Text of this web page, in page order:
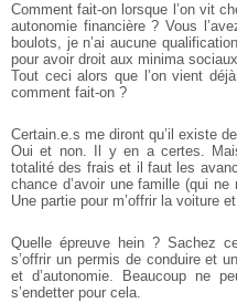
Comment fait-on lorsque l’on vit
autonomie financière ? Vous
boulots, je n’ai aucune
pour avoir droit aux minima
Tout ceci alors que l’on vient
comment fait-on ?
Certain.e.s me diront qu’il existe
Oui et non. Il y en a certes.
totalité des frais et il faut les
chance d’avoir une famille (qui ne
Une partie pour m’offrir la voiture
Quelle épreuve hein ? Sachez
s’offrir un permis de conduire et
et d’autonomie. Beaucoup ne
s’endetter pour cela.